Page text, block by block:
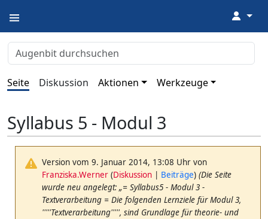
↓
Seite Diskussion Aktionen Werkzeuge
Syllabus 5 - Modul 3
Version vom 9. Januar 2014, 13:08 Uhr von
Franziska.Werner (Diskussion | Beiträge) (Die Seite
wurde neu angelegt: „= Syllabus5 - Modul 3 -
Textverarbeitung = Die folgenden Lernziele für Modul 3,
'''''Textverarbeitung''''', sind Grundlage für theorie- und